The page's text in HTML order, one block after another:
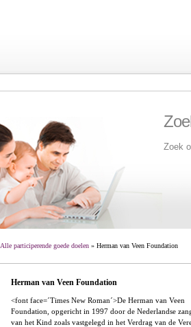
Zoek
Alle participerende goede doelen» Herman van Veen Foundation
Herman van Veen Foundation
<font face=´Times New Roman´>De Herman van Veen
Foundation, opgericht in 1997 door de Nederlandse
van het Kind zoals vastgelegd in het Verdrag van de